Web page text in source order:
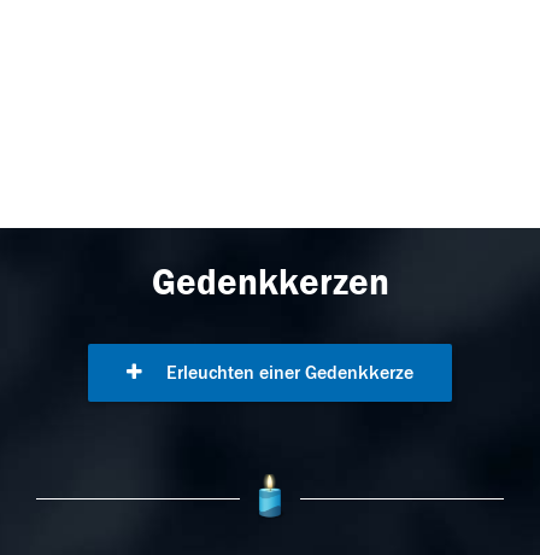
Gedenkkerzen
Erleuchten einer Gedenkkerze